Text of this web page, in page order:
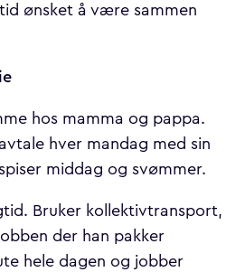
ønsket å være sammen
hos mamma og pappa.
hver mandag med sin
middag og svømmer.
Bruker kollektivtransport,
der han pakker
hele dagen og jobber